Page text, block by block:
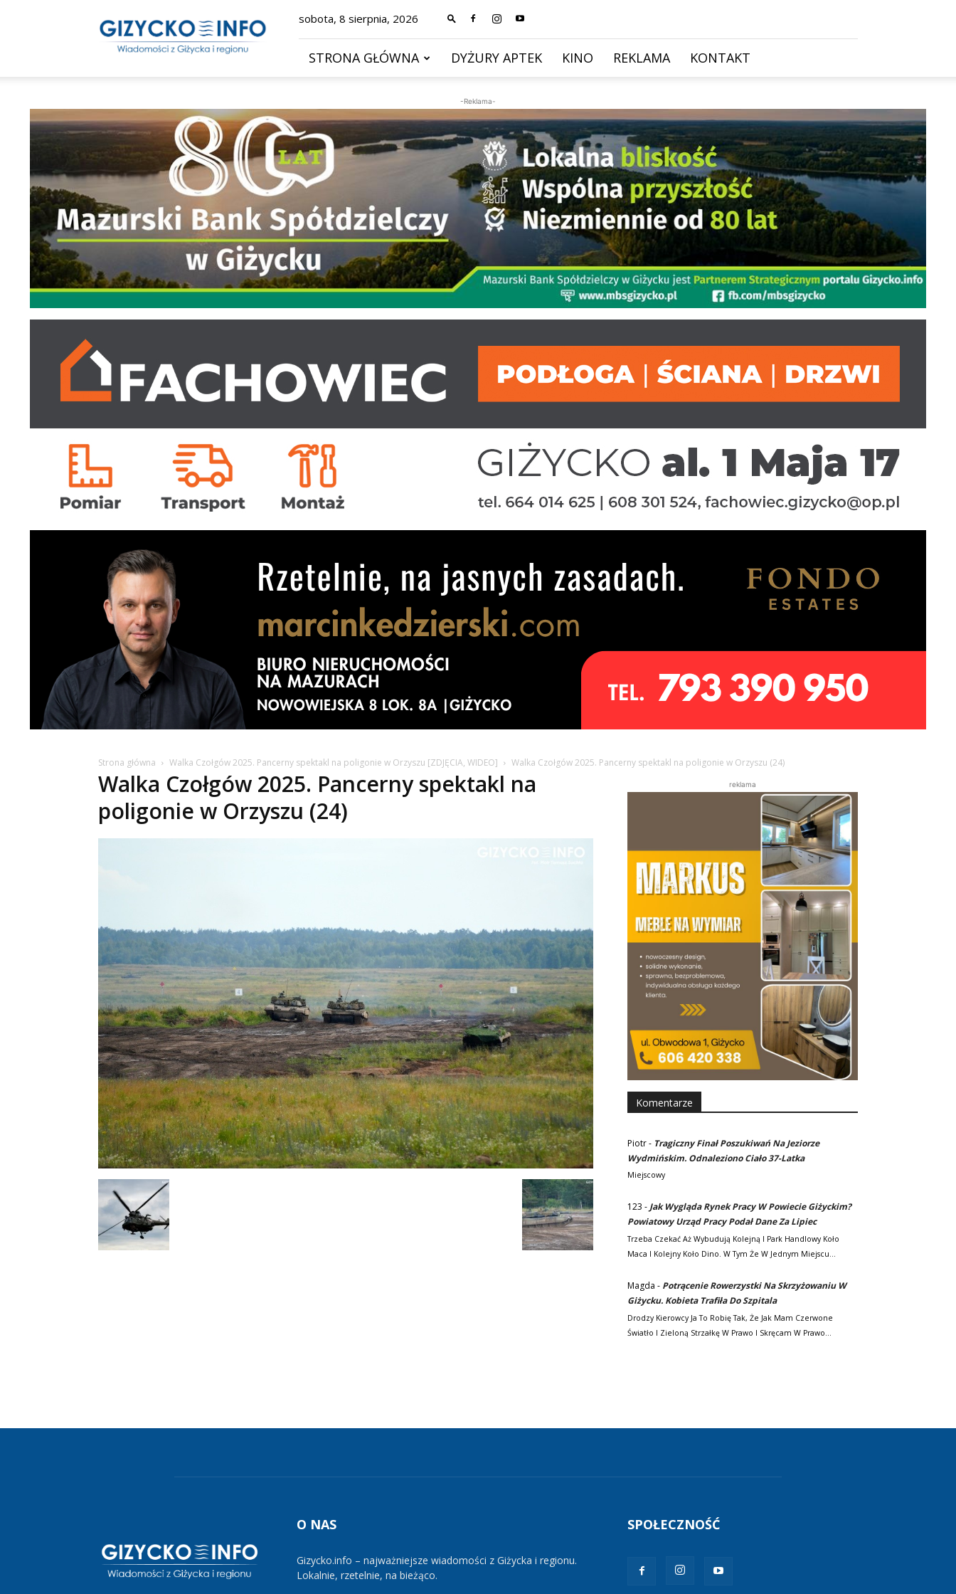
–
wiadomości
sobota, 8 sierpnia, 2026
STRONA GŁÓWNA DYŻURY APTEK KINO REKLAMA KONTAKT
-Reklama-
Strona główna Walka Czołgów 2025. Pancerny spektakl na poligonie w Orzyszu [ZDJĘCIA, WIDEO] Walka Czołgów 2025. Pancerny spektakl na poligonie w Orzyszu (24)
Walka Czołgów 2025. Pancerny spektakl na
poligonie w Orzyszu (24)
reklama
Komentarze
Piotr- Tragiczny Finał Poszukiwań Na Jeziorze
Wydmińskim. Odnaleziono Ciało 37-Latka
Miejscowy
123 - Jak Wygląda Rynek Pracy W Powiecie Giżyckim?
Powiatowy Urząd Pracy Podał Dane Za Lipiec
Trzeba Czekać Aż Wybudują Kolejną I Park Handlowy Koło
Maca I Kolejny Koło Dino. W Tym Że W Jednym Miejscu…
Magda - Potrącenie Rowerzystki Na Skrzyżowaniu W
Giżycku. Kobieta Trafiła Do Szpitala
Drodzy Kierowcy Ja To Robię Tak, Że Jak Mam Czerwone
Światło I Zieloną Strzałkę W Prawo I Skręcam W Prawo…
O NAS
Gizycko.info – najważniejsze wiadomości z Giżycka i regionu.
Lokalnie, rzetelnie, na bieżąco.
SPOŁECZNOŚĆ